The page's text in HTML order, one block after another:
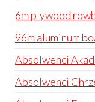
6m plywood
96m aluminum
Absolwenci
Absolwenci